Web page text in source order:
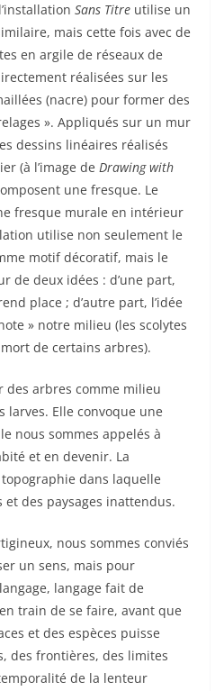
Sans Titre utilise un
mais cette fois avec de
en argile de réseaux de
réalisées sur les
(nacre) pour former des
». Appliqués sur un mur
dessins linéaires réalisés
(à l’image de Drawing with
une fresque. Le
fresque murale en intérieur
utilise non seulement le
motif décoratif, mais le
de deux idées : d’une part,
place ; d’autre part, l’idée
» notre milieu (les scolytes
de certains arbres).
des arbres comme milieu
larves. Elle convoque une
nous sommes appelés à
et en devenir. La
dans laquelle
des paysages inattendus.
nous sommes conviés
un sens, mais pour
langage fait de
train de se faire, avant que
et des espèces puisse
des frontières, des limites
de la lenteur